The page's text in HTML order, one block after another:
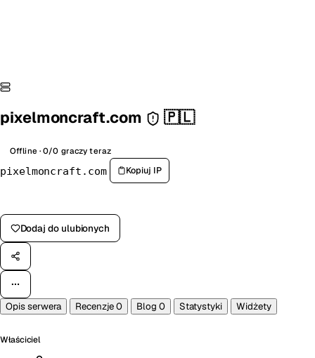
pixelmoncraft.com 🇵🇱
Offline · 0/0 graczy teraz
pixelmoncraft.com Kopiuj IP
Dodaj do ulubionych
Opis serwera Recenzje0 Blog 0 Statystyki Widżety
Właściciel